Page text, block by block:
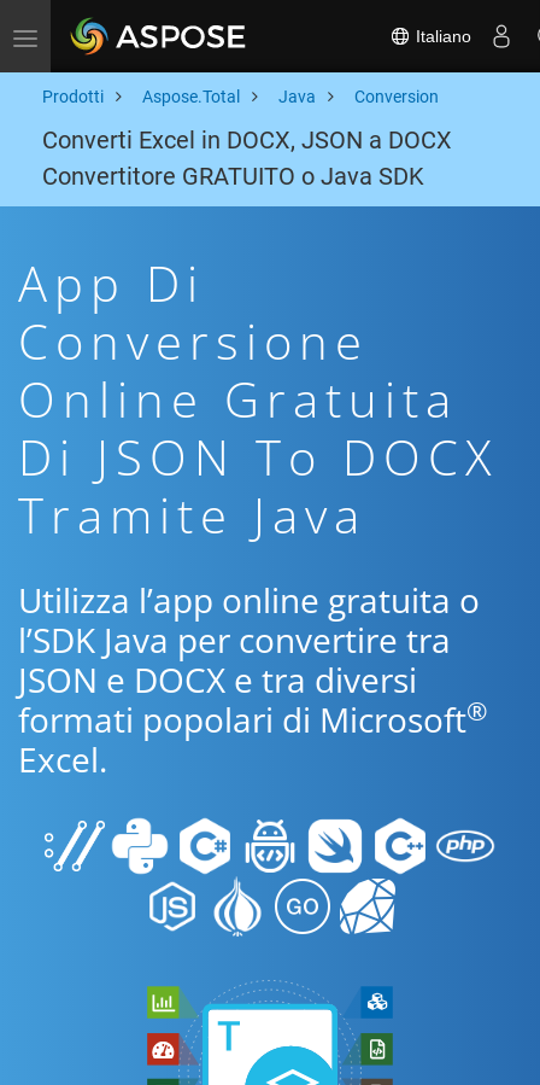
Toggle navigation Italiano
Prodotti Aspose.Total Java Conversion
Converti Excel in DOCX, JSON a DOCX
Convertitore GRATUITO o Java SDK
App Di
Conversione
Online Gratuita
Di JSON To DOCX
Tramite Java
Utilizza l’app online gratuita o
l’SDK Java per convertire tra
JSON e DOCX e tra diversi
formati popolari di Microsoft®
Excel.